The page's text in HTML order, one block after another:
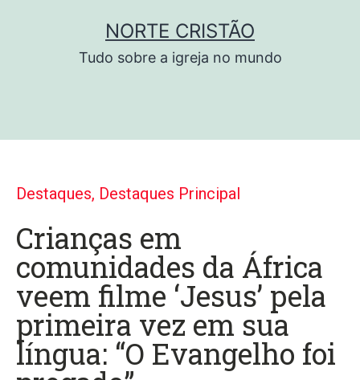
NORTE CRISTÃO
Tudo sobre a igreja no mundo
Destaques, Destaques Principal
Crianças em
comunidades da África
veem filme ‘Jesus’ pela
primeira vez em sua
língua: “O Evangelho foi